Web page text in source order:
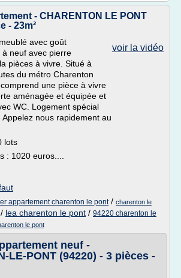
- CHARENTON LE PONT
- 23m²
voir la vidéo
avec goût
neuf avec pierre
pièces à vivre. Situé à
du métro Charenton
une pièce à vivre
aménagée et équipée et
WC. Logement spécial
nous rapidement au
lots
: 1020 euros....
appartement charenton le pont/ charenton le
/ lea charenton le pont / 94220 charenton le
le pont
neuf -
LE-PONT (94220) - 3 pièces -